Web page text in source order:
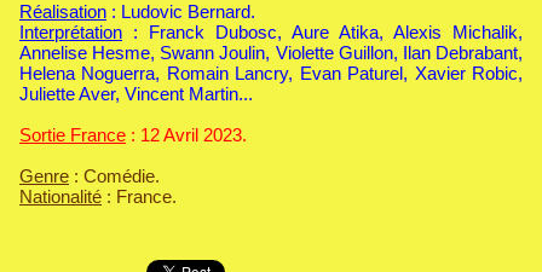
Réalisation : Ludovic Bernard.
Interprétation : Franck Dubosc, Aure Atika, Alexis Michalik,
Annelise Hesme, Swann Joulin, Violette Guillon, Ilan Debrabant,
Helena Noguerra, Romain Lancry, Evan Paturel, Xavier Robic,
Juliette Aver, Vincent Martin...
Sortie France : 12 Avril 2023.
Genre : Comédie.
Nationalité : France.